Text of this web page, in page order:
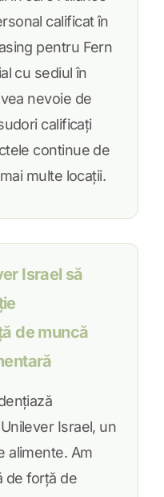
calificat în
pentru Fern
cu sediul în
nevoie de
calificați
continue de
multe locații.
Israel să
de muncă
Israel, un
alimente. Am
de forță de